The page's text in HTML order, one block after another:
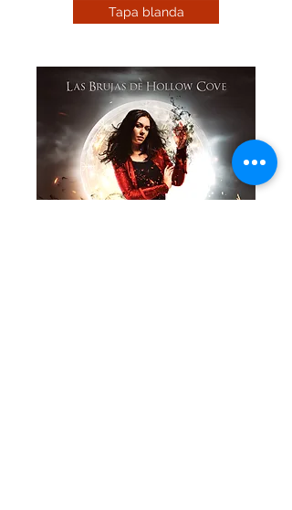
Tapa blanda